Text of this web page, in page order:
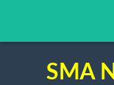
SMA